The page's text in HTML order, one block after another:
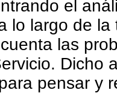
el
lo largo de
las
Dicho
pensar y